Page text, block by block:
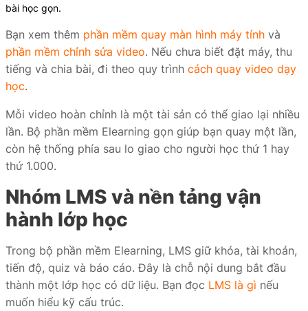
bài học gọn.
Bạn xem thêm phần mềm quay màn hình máy tính và
phần mềm chỉnh sửa video. Nếu chưa biết đặt máy, thu
tiếng và chia bài, đi theo quy trình cách quay video dạy
học.
Mỗi video hoàn chỉnh là một tài sản có thể giao lại nhiều
lần. Bộ phần mềm Elearning gọn giúp bạn quay một lần,
còn hệ thống phía sau lo giao cho người học thứ 1 hay
thứ 1.000.
Nhóm LMS và nền tảng vận
hành lớp học
Trong bộ phần mềm Elearning, LMS giữ khóa, tài khoản,
tiến độ, quiz và báo cáo. Đây là chỗ nội dung bắt đầu
thành một lớp học có dữ liệu. Bạn đọc LMS là gì nếu
muốn hiểu kỹ cấu trúc.